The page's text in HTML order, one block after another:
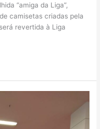
“amiga da Liga”,
camisetas criadas pela
revertida à Liga